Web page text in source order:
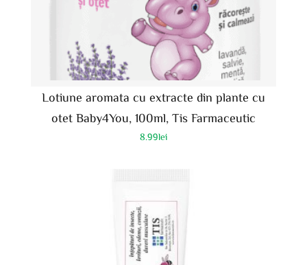
Lotiune aromata cu extracte din plante cu
otet Baby4You, 100ml, Tis Farmaceutic
8.99lei